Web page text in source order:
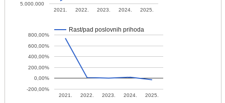
2021. 2022. 2023. 2024. 2025.
5.000.000
Rast/pad poslovnih prihoda
2021. 2022. 2023. 2024. 2025.
-200,00%
0,00%
200,00%
400,00%
600,00%
800,00%